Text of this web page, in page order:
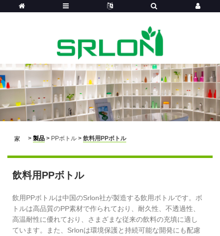
家 > 製品 > PPボトル > 飲料用PPボトル
飲料用PPボトル
飲用PPボトルは中国のSrlon社が製造する飲用ボトルです。ボ
トルは高品質のPP素材で作られており、耐久性、不透過性、
高温耐性に優れており、さまざまな従来の飲料の充填に適し
ています。また、Srlonは環境保護と持続可能な開発にも配慮